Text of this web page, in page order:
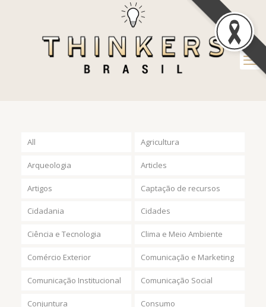
All Agricultura
Arqueologia Articles
Artigos Captação de recursos
Cidadania Cidades
Ciência e Tecnologia Clima e Meio Ambiente
Comércio Exterior Comunicação e Marketing
Comunicação Institucional Comunicação Social
Conjuntura Consumo